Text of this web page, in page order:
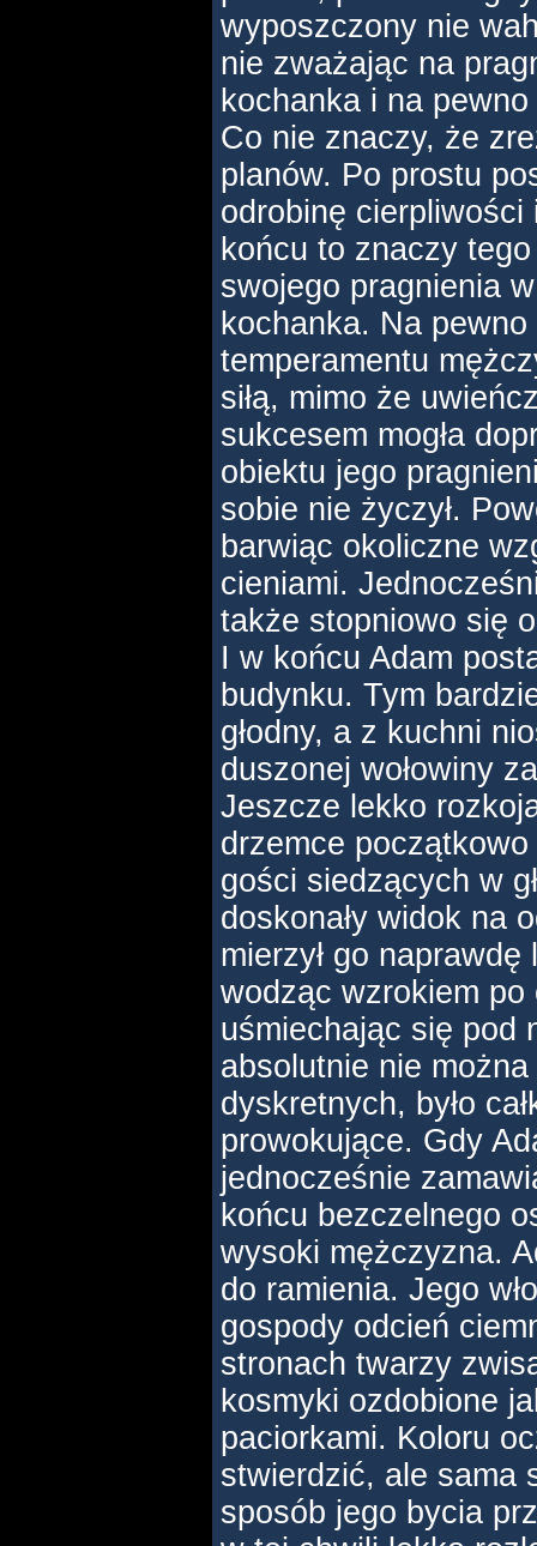
wyposzczony nie
nie zważając na
kochanka i na
Co nie znaczy, że
planów. Po prostu
odrobinę
końcu to znaczy
swojego pragnienia
kochanka. Na pewno
temperamentu
siłą, mimo że
sukcesem mogła
obiektu jego
sobie nie życzył.
barwiąc okoliczne
cieniami.
także stopniowo się
I w końcu Adam
budynku. Tym
głodny, a z kuchni
duszonej wołowiny
Jeszcze lekko
drzemce
gości siedzących w
doskonały widok na
mierzył go
wodząc wzrokiem po
uśmiechając się pod
absolutnie nie
dyskretnych, było
prowokujące. Gdy
jednocześnie
końcu bezczelnego
wysoki mężczyzna.
do ramienia. Jego
gospody odcień
stronach twarzy
kosmyki ozdobione
paciorkami. Koloru
stwierdzić, ale sama
sposób jego bycia